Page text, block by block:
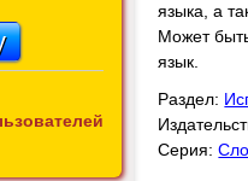
языка, а
Может
язык.
Раздел:
Серия: